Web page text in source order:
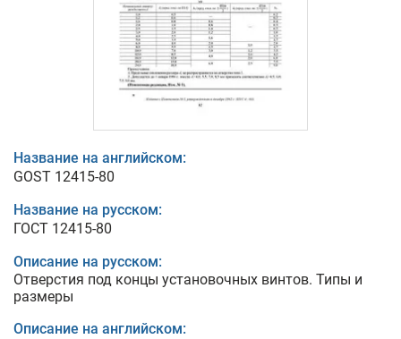
Название на английском:
GOST 12415-80
Название на русском:
ГОСТ 12415-80
Описание на русском:
Отверстия под концы установочных винтов. Типы и
размеры
Описание на английском: